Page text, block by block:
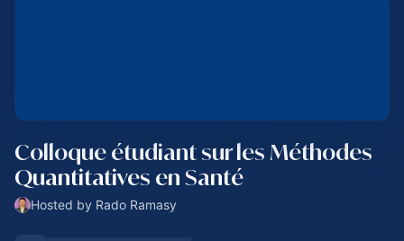
Colloque étudiant sur les Méthodes
Quantitatives en Santé
Hosted by Rado Ramasy